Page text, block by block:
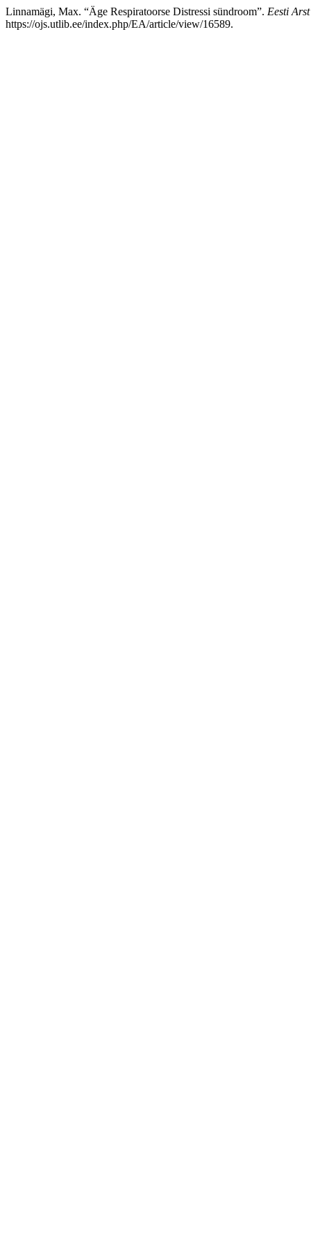
Linnamägi, Max. “Äge Respiratoorse Distressi sündroom”. Eesti Arst
https://ojs.utlib.ee/index.php/EA/article/view/16589.